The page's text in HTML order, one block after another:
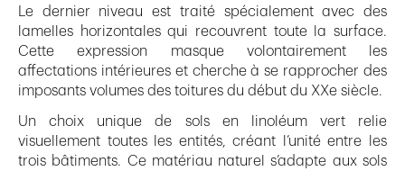
Le dernier niveau est traité spécialement avec des
lamelles horizontales qui recouvrent toute la surface.
Cette expression masque volontairement les
affectations intérieures et cherche à se rapprocher des
imposants volumes des toitures du début du XXe siècle.
Un choix unique de sols en linoléum vert relie
visuellement toutes les entités, créant l’unité entre les
trois bâtiments. Ce matériau naturel s’adapte aux sols